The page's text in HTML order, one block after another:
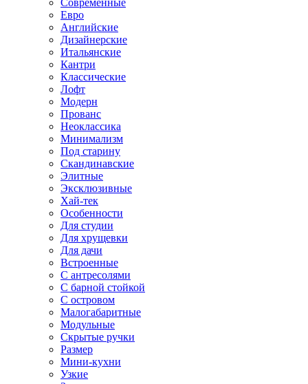
Современные
Евро
Английские
Дизайнерские
Итальянские
Кантри
Классические
Лофт
Модерн
Прованс
Неоклассика
Минимализм
Под старину
Скандинавские
Элитные
Эксклюзивные
Хай-тек
Особенности
Для студии
Для хрущевки
Для дачи
Встроенные
С антресолями
С барной стойкой
С островом
Малогабаритные
Модульные
Скрытые ручки
Размер
Мини-кухни
Узкие